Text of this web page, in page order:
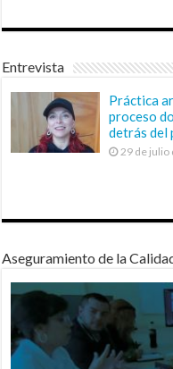
Entrevista
Práctica
proceso
detrás del
29 de julio
Aseguramiento de la